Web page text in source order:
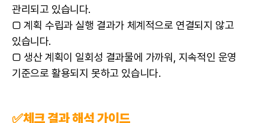
관리되고 있습니다.
□ 계획 수립과 실행 결과가 체계적으로 연결되지 않고
있습니다.
□ 생산 계획이 일회성 결과물에 가까워, 지속적인 운영
기준으로 활용되지 못하고 있습니다.
✅체크 결과 해석 가이드